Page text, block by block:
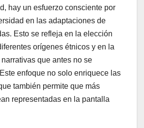
hay un esfuerzo consciente por
en las adaptaciones de
Esto se refleja en la elección
orígenes étnicos y en la
que antes no se
enfoque no solo enriquece las
también permite que más
representadas en la pantalla